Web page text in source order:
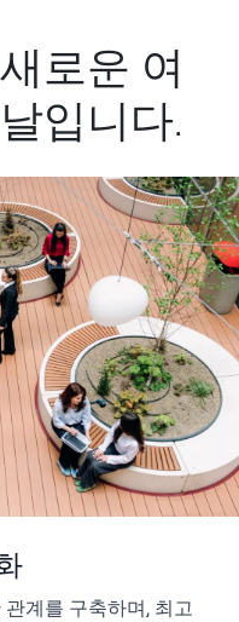
로운 여
입니다.
계를 구축하며, 최고